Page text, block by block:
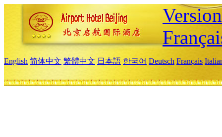
English 简体中文 繁體中文 日本語 한국어 Deutsch Français